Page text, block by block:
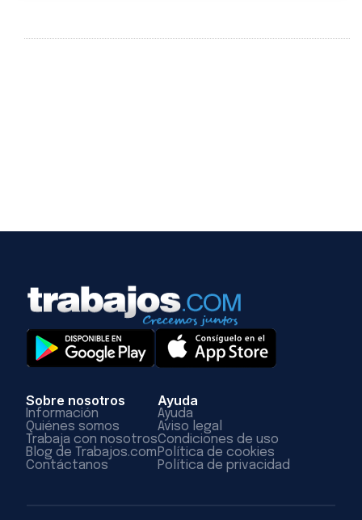
Sobre nosotros
Información
Quiénes somos
Trabaja con nosotros
Blog de Trabajos.com
Contáctanos
Ayuda
Ayuda
Aviso legal
Condiciones de uso
Política de cookies
Política de privacidad